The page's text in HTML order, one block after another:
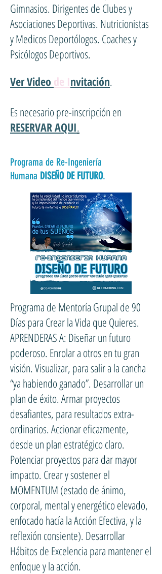
Gimnasios. Dirigentes de Clubes y
Asociaciones Deportivas. Nutricionistas
y Medicos Deportólogos. Coaches y
Psicólogos Deportivos.
Ver Video de Invitación.
Es necesario pre-inscripción en
RESERVAR AQUI.
Programa de Re-Ingeniería
Humana DISEÑO DE FUTURO.
Programa de Mentoría Grupal de 90
Días para Crear la Vida que Quieres.
APRENDERAS A: Diseñar un futuro
poderoso. Enrolar a otros en tu gran
visión. Visualizar, para salir a la cancha
“ya habiendo ganado”. Desarrollar un
plan de éxito. Armar proyectos
desafiantes, para resultados extra-
ordinarios. Accionar eficazmente,
desde un plan estratégico claro.
Potenciar proyectos para dar mayor
impacto. Crear y sostener el
MOMENTUM (estado de ánimo,
corporal, mental y energético elevado,
enfocado hacía la Acción Efectiva, y la
reflexión consiente). Desarrollar
Hábitos de Excelencia para mantener el
enfoque y la acción.